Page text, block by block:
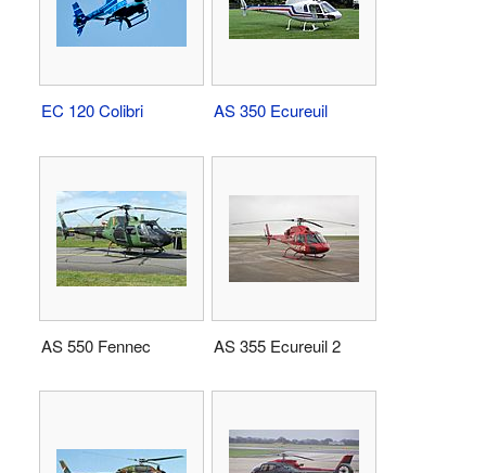
EC 120 Colibri AS 350 Ecureuil
AS 550 Fennec AS 355 Ecureuil 2